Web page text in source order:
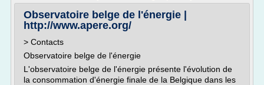
Observatoire belge de l'énergie |
http://www.apere.org/
> Contacts
Observatoire belge de l'énergie
L'observatoire belge de l'énergie présente l'évolution de
la consommation d'énergie finale de la Belgique dans les